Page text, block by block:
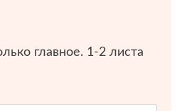
главное. 1-2 листа